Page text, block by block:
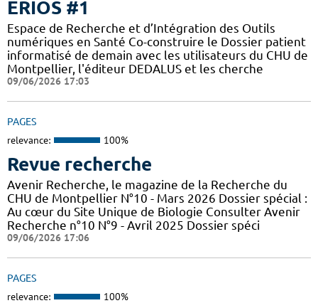
ERIOS #1
Espace de Recherche et d’Intégration des Outils
numériques en Santé Co-construire le Dossier patient
informatisé de demain avec les utilisateurs du CHU de
Montpellier, l'éditeur DEDALUS et les cherche
09/06/2026 17:03
PAGES
relevance: 100%
Revue recherche
Avenir Recherche, le magazine de la Recherche du
CHU de Montpellier N°10 - Mars 2026 Dossier spécial :
Au cœur du Site Unique de Biologie Consulter Avenir
Recherche n°10 N°9 - Avril 2025 Dossier spéci
09/06/2026 17:06
PAGES
relevance: 100%